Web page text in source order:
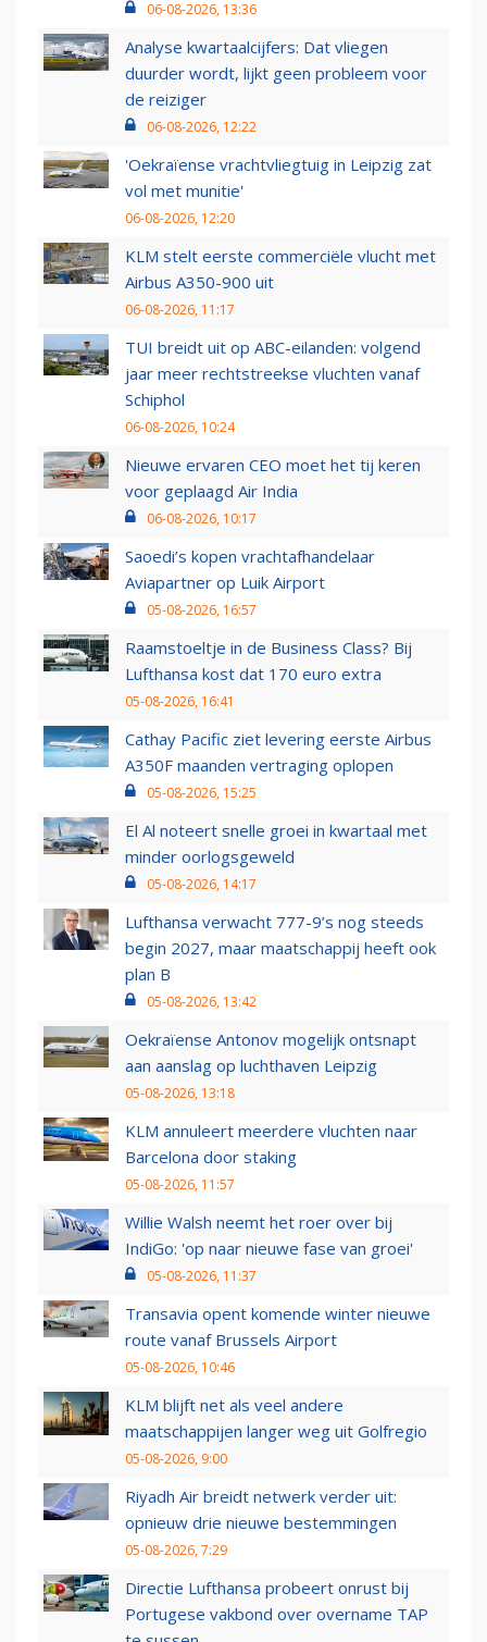
06-08-2026, 13:36
Analyse kwartaalcijfers: Dat vliegen
duurder wordt, lijkt geen probleem voor
de reiziger
06-08-2026, 12:22
'Oekraïense vrachtvliegtuig in Leipzig zat
vol met munitie'
06-08-2026, 12:20
KLM stelt eerste commerciële vlucht met
Airbus A350-900 uit
06-08-2026, 11:17
TUI breidt uit op ABC-eilanden: volgend
jaar meer rechtstreekse vluchten vanaf
Schiphol
06-08-2026, 10:24
Nieuwe ervaren CEO moet het tij keren
voor geplaagd Air India
06-08-2026, 10:17
Saoedi’s kopen vrachtafhandelaar
Aviapartner op Luik Airport
05-08-2026, 16:57
Raamstoeltje in de Business Class? Bij
Lufthansa kost dat 170 euro extra
05-08-2026, 16:41
Cathay Pacific ziet levering eerste Airbus
A350F maanden vertraging oplopen
05-08-2026, 15:25
El Al noteert snelle groei in kwartaal met
minder oorlogsgeweld
05-08-2026, 14:17
Lufthansa verwacht 777-9’s nog steeds
begin 2027, maar maatschappij heeft ook
plan B
05-08-2026, 13:42
Oekraïense Antonov mogelijk ontsnapt
aan aanslag op luchthaven Leipzig
05-08-2026, 13:18
KLM annuleert meerdere vluchten naar
Barcelona door staking
05-08-2026, 11:57
Willie Walsh neemt het roer over bij
IndiGo: 'op naar nieuwe fase van groei'
05-08-2026, 11:37
Transavia opent komende winter nieuwe
route vanaf Brussels Airport
05-08-2026, 10:46
KLM blijft net als veel andere
maatschappijen langer weg uit Golfregio
05-08-2026, 9:00
Riyadh Air breidt netwerk verder uit:
opnieuw drie nieuwe bestemmingen
05-08-2026, 7:29
Directie Lufthansa probeert onrust bij
Portugese vakbond over overname TAP